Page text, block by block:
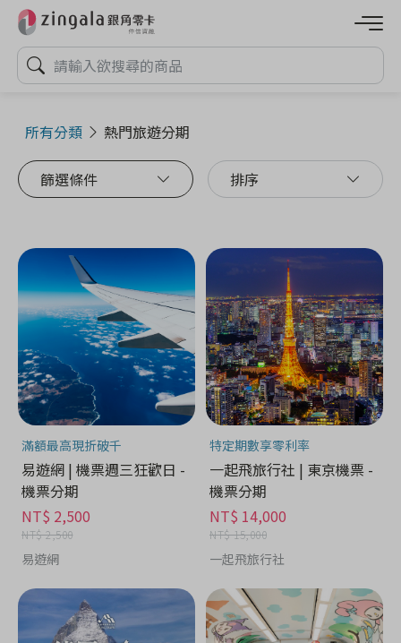
所有分類 熱門旅遊分期
篩選條件 排序
滿額最高現折破千
易遊網 | 機票週三狂歡日 -
機票分期
NT$ 2,500
NT$ 2,500
易遊網
特定期數享零利率
一起飛旅行社 | 東京機票 -
機票分期
NT$ 14,000
NT$ 15,000
一起飛旅行社